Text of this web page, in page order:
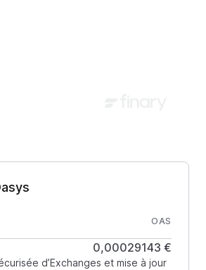
OAS
0,00029143 €
d’Exchanges et mise à jour